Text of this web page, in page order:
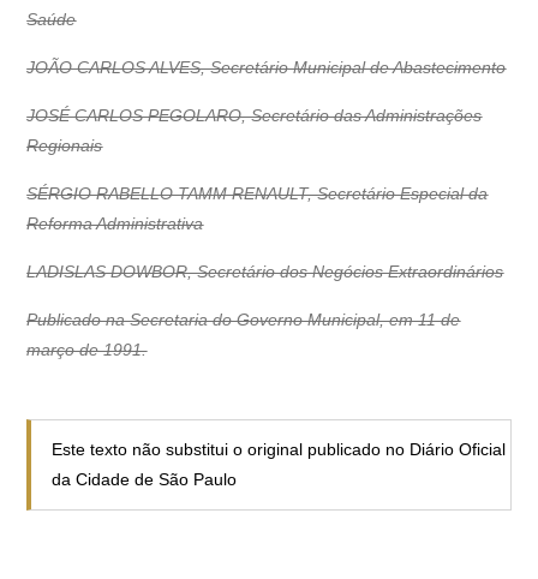
Saúde
JOÃO CARLOS ALVES, Secretário Municipal de Abastecimento
JOSÉ CARLOS PEGOLARO, Secretário das Administrações
Regionais
SÉRGIO RABELLO TAMM RENAULT, Secretário Especial da
Reforma Administrativa
LADISLAS DOWBOR, Secretário dos Negócios Extraordinários
Publicado na Secretaria do Governo Municipal, em 11 de
março de 1991.
Este texto não substitui o original publicado no Diário Oficial
da Cidade de São Paulo